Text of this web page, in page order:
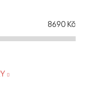
8690 Kč